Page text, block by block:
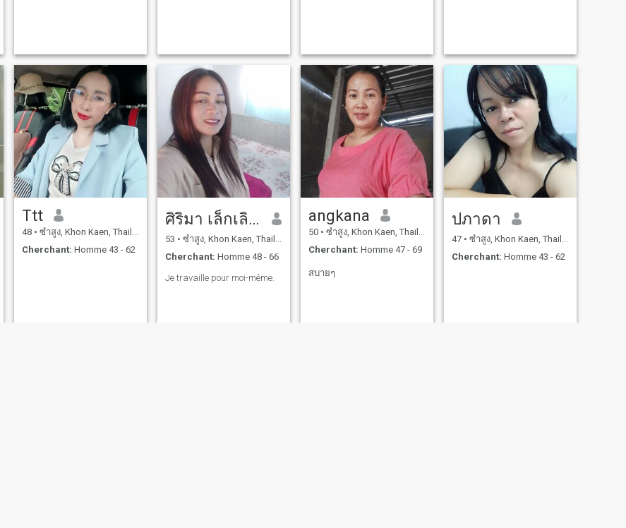
Ttt
48 • ซำสูง, Khon Kaen, Thailande
Cherchant: Homme 43 - 62
ศิริมา เล็กเลิศขำ
53 • ซำสูง, Khon Kaen, Thailande
Cherchant: Homme 48 - 66
Je travaille pour moi-même.
angkana
50 • ซำสูง, Khon Kaen, Thailande
Cherchant: Homme 47 - 69
สบายๆ
ปภาดา
47 • ซำสูง, Khon Kaen, Thailande
Cherchant: Homme 43 - 62